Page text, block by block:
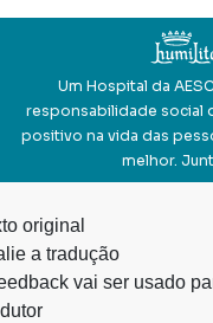
Um Hospital da
responsabilidade social
positivo na vida das
melhor.
original
a tradução
vai ser usado